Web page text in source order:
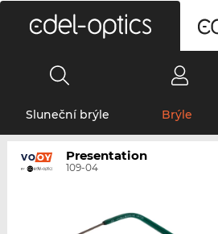
Sluneční brýle Brýle
Presentation
109-04